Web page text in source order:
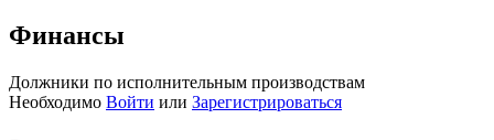
Финансы
Должники по исполнительным производствам
Необходимо Войти или Зарегистрироваться